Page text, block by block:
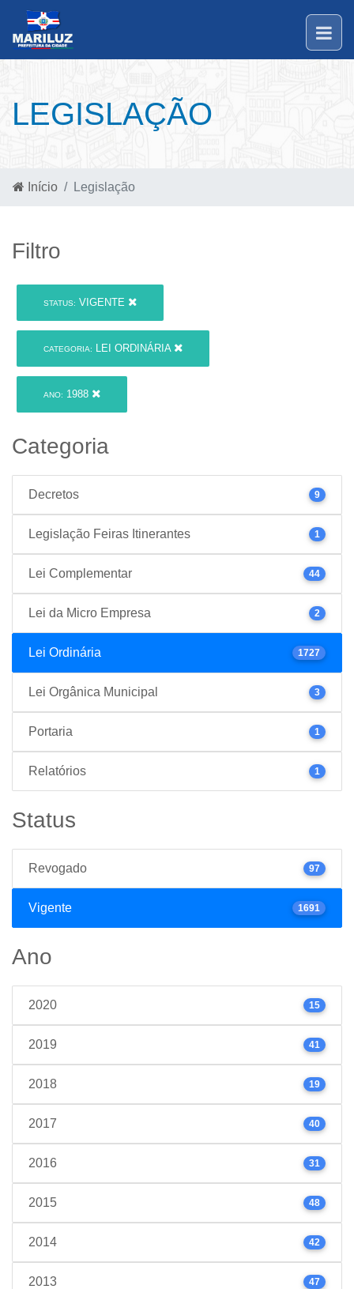
LEGISLAÇÃO
Início Legislação
Filtro
STATUS: VIGENTE
CATEGORIA: LEI ORDINÁRIA
ANO: 1988
Categoria
Decretos 9
Legislação Feiras Itinerantes 1
Lei Complementar 44
Lei da Micro Empresa 2
Lei Ordinária 1727
Lei Orgânica Municipal 3
Portaria 1
Relatórios 1
Status
Revogado 97
Vigente 1691
Ano
2020 15
2019 41
2018 19
2017 40
2016 31
2015 48
2014 42
2013 47